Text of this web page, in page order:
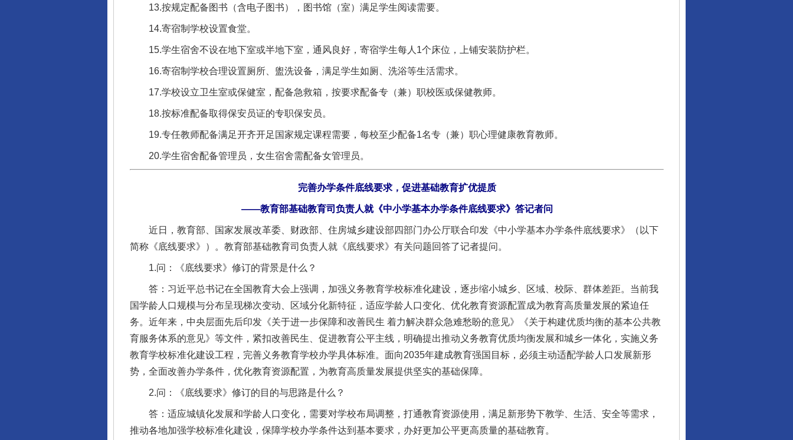
13.按规定配备图书（含电子图书），图书馆（室）满足学生阅读需要。
14.寄宿制学校设置食堂。
15.学生宿舍不设在地下室或半地下室，通风良好，寄宿学生每人1个床位，上铺安装防护栏。
16.寄宿制学校合理设置厕所、盥洗设备，满足学生如厕、洗浴等生活需求。
17.学校设立卫生室或保健室，配备急救箱，按要求配备专（兼）职校医或保健教师。
18.按标准配备取得保安员证的专职保安员。
19.专任教师配备满足开齐开足国家规定课程需要，每校至少配备1名专（兼）职心理健康教育教师。
20.学生宿舍配备管理员，女生宿舍需配备女管理员。
完善办学条件底线要求，促进基础教育扩优提质
——教育部基础教育司负责人就《中小学基本办学条件底线要求》答记者问
近日，教育部、国家发展改革委、财政部、住房城乡建设部四部门办公厅联合印发《中小学基本办学条件底线要求》（以下
简称《底线要求》）。教育部基础教育司负责人就《底线要求》有关问题回答了记者提问。
1.问：《底线要求》修订的背景是什么？
答：习近平总书记在全国教育大会上强调，加强义务教育学校标准化建设，逐步缩小城乡、区域、校际、群体差距。当前我
国学龄人口规模与分布呈现梯次变动、区域分化新特征，适应学龄人口变化、优化教育资源配置成为教育高质量发展的紧迫任
务。近年来，中央层面先后印发《关于进一步保障和改善民生 着力解决群众急难愁盼的意见》《关于构建优质均衡的基本公共教
育服务体系的意见》等文件，紧扣改善民生、促进教育公平主线，明确提出推动义务教育优质均衡发展和城乡一体化，实施义务
教育学校标准化建设工程，完善义务教育学校办学具体标准。面向2035年建成教育强国目标，必须主动适配学龄人口发展新形
势，全面改善办学条件，优化教育资源配置，为教育高质量发展提供坚实的基础保障。
2.问：《底线要求》修订的目的与思路是什么？
答：适应城镇化发展和学龄人口变化，需要对学校布局调整，打通教育资源使用，满足新形势下教学、生活、安全等需求，
推动各地加强学校标准化建设，保障学校办学条件达到基本要求，办好更加公平更高质量的基础教育。